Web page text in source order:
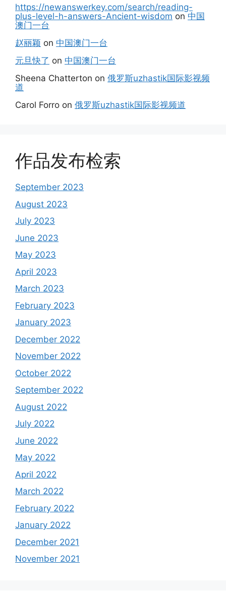
https://newanswerkey.com/search/reading-
plus-level-h-answers-Ancient-wisdom on 中国
澳门一台
赵丽颖 on 中国澳门一台
元旦快了 on 中国澳门一台
Sheena Chatterton on 俄罗斯uzhastik国际影视频
道
Carol Forro on 俄罗斯uzhastik国际影视频道
作品发布检索
September 2023
August 2023
July 2023
June 2023
May 2023
April 2023
March 2023
February 2023
January 2023
December 2022
November 2022
October 2022
September 2022
August 2022
July 2022
June 2022
May 2022
April 2022
March 2022
February 2022
January 2022
December 2021
November 2021